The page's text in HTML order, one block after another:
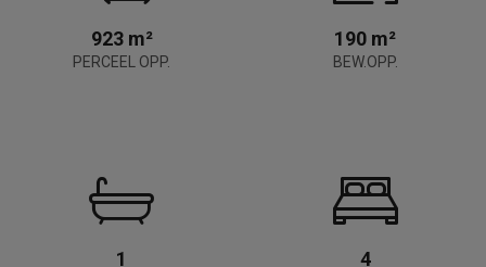
923 m²
PERCEEL OPP.
190 m²
BEW.OPP.
1 4